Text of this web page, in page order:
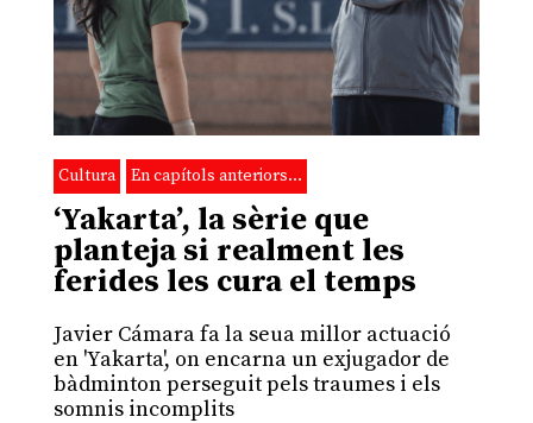
Cultura En capítols anteriors…
‘Yakarta’, la sèrie que
planteja si realment les
ferides les cura el temps
Javier Cámara fa la seua millor actuació
en 'Yakarta', on encarna un exjugador de
bàdminton perseguit pels traumes i els
somnis incomplits